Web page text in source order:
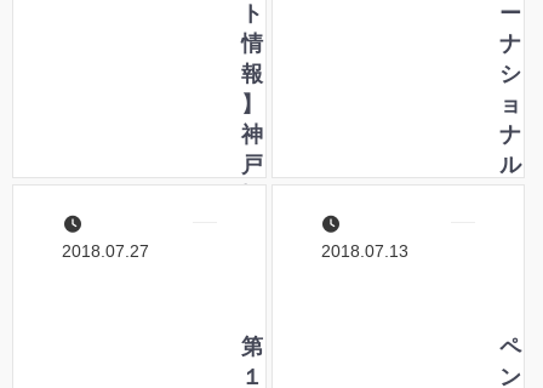
の
イ
ン
ク
が
登
K
紀
行
」
に
ペ
イ
ン
ト
情
報
】
神
戸
る
「
ー
ナ
シ
ョ
ナ
ル
」
特
2018.07.27
第
１
2018.07.13
ペ
ン